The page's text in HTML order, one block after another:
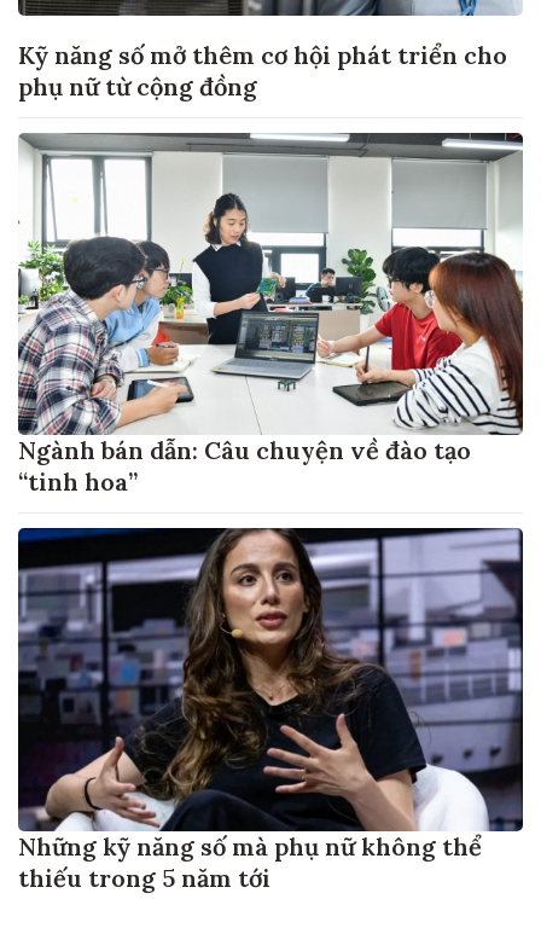
Kỹ năng số mở thêm cơ hội phát triển cho
phụ nữ từ cộng đồng
Ngành bán dẫn: Câu chuyện về đào tạo
“tinh hoa”
Những kỹ năng số mà phụ nữ không thể
thiếu trong 5 năm tới